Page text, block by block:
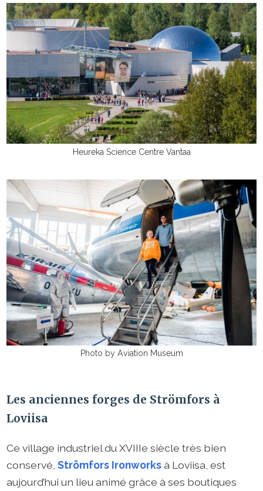
Heureka Science Centre Vantaa
Photo by Aviation Museum
Les anciennes forges de Strömfors à
Loviisa
Ce village industriel du XVIIIe siècle très bien
conservé, Strömfors Ironworksà Loviisa, est
aujourd’hui un lieu animé grâce à ses boutiques